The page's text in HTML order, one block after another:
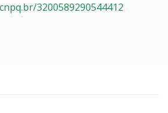
3200589290544412